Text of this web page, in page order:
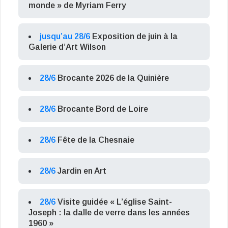
monde » de Myriam Ferry
jusqu’au 28/6 Exposition de juin à la
Galerie d’Art Wilson
28/6 Brocante 2026 de la Quinière
28/6 Brocante Bord de Loire
28/6 Fête de la Chesnaie
28/6 Jardin en Art
28/6 Visite guidée « L’église Saint-
Joseph : la dalle de verre dans les années
1960 »